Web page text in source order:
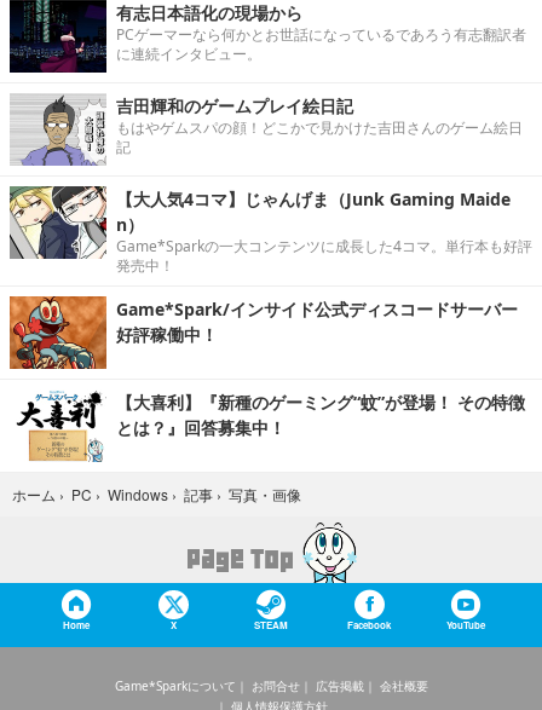
有志日本語化の現場から
PCゲーマーなら何かとお世話になっているであろう有志翻訳者
に連続インタビュー。
吉田輝和のゲームプレイ絵日記
もはやゲムスパの顔！どこかで見かけた吉田さんのゲーム絵日
記
【大人気4コマ】じゃんげま（Junk Gaming Maide
n）
Game*Sparkの一大コンテンツに成長した4コマ。単行本も好評
発売中！
Game*Spark/インサイド公式ディスコードサーバー
好評稼働中！
【大喜利】『新種のゲーミング“蚊”が登場！ その特徴
とは？』回答募集中！
ホーム › PC › Windows › 記事 › 写真・画像
Home X STEAM Facebook YouTube
Game*Sparkについて お問合せ 広告掲載
会社概要
個人情報保護方針